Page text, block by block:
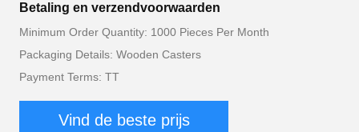
Betaling en verzendvoorwaarden
Minimum Order Quantity: 1000 Pieces Per Month
Packaging Details: Wooden Casters
Payment Terms: TT
Vind de beste prijs